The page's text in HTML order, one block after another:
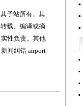
子站所有。其
载、编译或摘
性负责。其他
闻纠错 airport